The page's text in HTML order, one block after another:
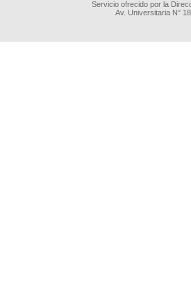
Servicio ofrecido por la
Av. Universitaria N°